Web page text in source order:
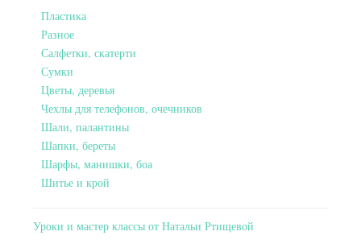
Пластика
Разное
Салфетки, скатерти
Сумки
Цветы, деревья
Чехлы для телефонов, очечников
Шали, палантины
Шапки, береты
Шарфы, манишки, боа
Шитье и крой
Уроки и мастер классы от Натальи Ртищевой